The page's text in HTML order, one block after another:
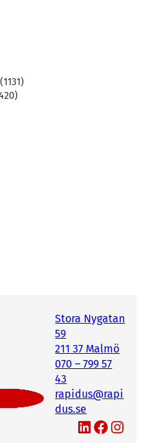
(1131)
Stora Nygatan
59
211 37 Malmö
070 – 799 57
43
rapidus@rapi
dus.se
LinkedIn Facebook Instagram